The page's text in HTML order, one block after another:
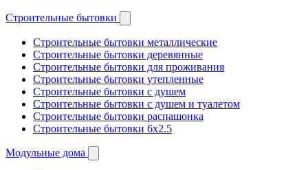
Строительные бытовки
Строительные бытовки металлические
Строительные бытовки деревянные
Строительные бытовки для проживания
Строительные бытовки утепленные
Строительные бытовки с душем
Строительные бытовки с душем и туалетом
Строительные бытовки распашонка
Строительные бытовки 6x2.5
Модульные дома